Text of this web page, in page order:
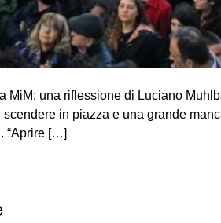
MiM: una riflessione di Luciano
in piazza e una grande
“Aprire […]